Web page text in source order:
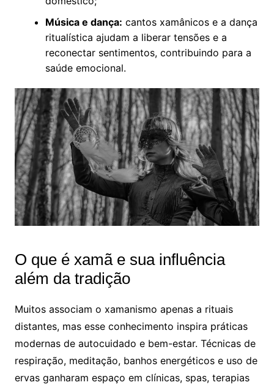
Música e dança: cantos xamânicos e a dança
ritualística ajudam a liberar tensões e a
reconectar sentimentos, contribuindo para a
saúde emocional.
O que é xamã e sua influência
além da tradição
Muitos associam o xamanismo apenas a rituais
distantes, mas esse conhecimento inspira práticas
modernas de autocuidado e bem-estar. Técnicas de
respiração, meditação, banhos energéticos e uso de
ervas ganharam espaço em clínicas, spas, terapias